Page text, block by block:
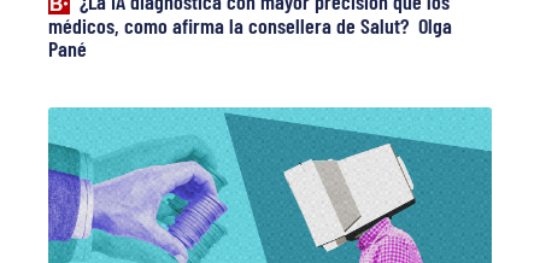
médicos, como afirma la consellera de Salut? Olga
Pané